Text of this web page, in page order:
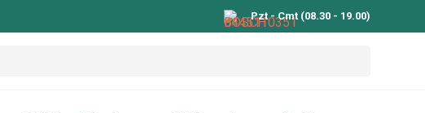
Pzt - Cmt (08.30 - 19.00)